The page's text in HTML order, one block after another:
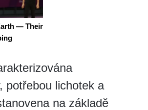
potřebou lichotek a
na základě